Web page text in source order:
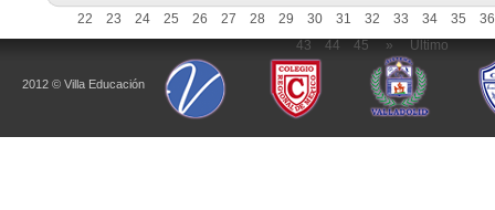
22
23 24 25 26 27 28 29 30 31 32 33 34 35
36
43
44 45 » Ultimo
2012 © Villa Educación